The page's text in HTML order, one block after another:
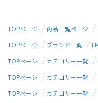
TOPページ 商品一覧ページ
TOPページ
ブランド一覧
TOPページ
カテゴリー一覧
TOPページ
カテゴリー一覧
TOPページ
カテゴリー一覧